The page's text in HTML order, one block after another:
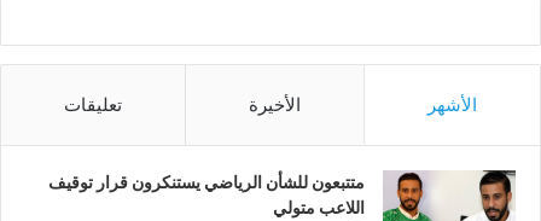
الأشهر الأخيرة تعليقات
متتبعون للشأن الرياضي يستنكرون قرار توقيف
اللاعب متولي